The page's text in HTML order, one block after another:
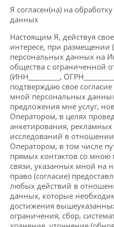
Я согласен(на) на
данных
Настоящим Я, действуя
интересе, при размещении
персональных данных на
общества с ограниченной
(ИНН_________,
подтверждаю свое
мной персональных
предложения мне услуг,
Оператором, в целях
анкетирования,
исследований в
Оператором, в том числе
прямых контактов со мною
связи, указанных мной на
право (согласие)
любых действий в
данных, которые
достижения
ограничения, сбор,